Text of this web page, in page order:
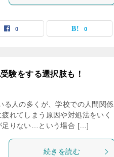
0 0
験をする選択肢も！
る人の多くが、学校での人間関係
れてしまう原因や対処法をいく
足りない…という場合 […]
続きを読む